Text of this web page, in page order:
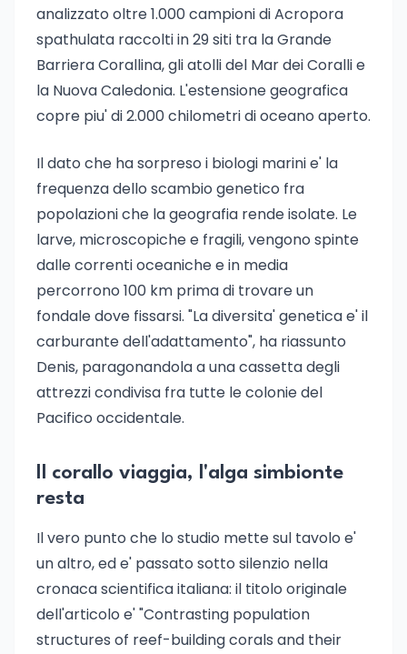
analizzato oltre 1.000 campioni di Acropora
spathulata raccolti in 29 siti tra la Grande
Barriera Corallina, gli atolli del Mar dei Coralli e
la Nuova Caledonia. L'estensione geografica
copre piu' di 2.000 chilometri di oceano aperto.
Il dato che ha sorpreso i biologi marini e' la
frequenza dello scambio genetico fra
popolazioni che la geografia rende isolate. Le
larve, microscopiche e fragili, vengono spinte
dalle correnti oceaniche e in media
percorrono 100 km prima di trovare un
fondale dove fissarsi. "La diversita' genetica e' il
carburante dell'adattamento", ha riassunto
Denis, paragonandola a una cassetta degli
attrezzi condivisa fra tutte le colonie del
Pacifico occidentale.
Il corallo viaggia, l'alga simbionte
resta
Il vero punto che lo studio mette sul tavolo e'
un altro, ed e' passato sotto silenzio nella
cronaca scientifica italiana: il titolo originale
dell'articolo e' "Contrasting population
structures of reef-building corals and their